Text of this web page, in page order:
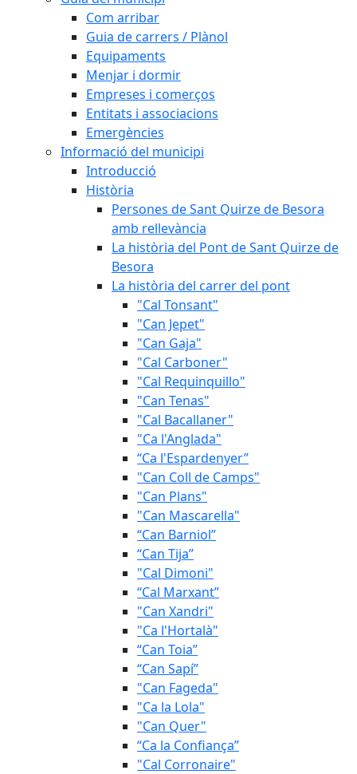
Com arribar
Guia de carrers / Plànol
Equipaments
Menjar i dormir
Empreses i comerços
Entitats i associacions
Emergències
Informació del municipi
Introducció
Història
Persones de Sant Quirze de Besora
amb rellevància
La història del Pont de Sant Quirze de
Besora
La història del carrer del pont
"Cal Tonsant"
"Can Jepet"
"Can Gaja"
"Cal Carboner"
"Cal Requinquillo"
"Can Tenas"
"Cal Bacallaner"
"Ca l'Anglada"
“Ca l'Espardenyer”
"Can Coll de Camps"
"Can Plans"
"Can Mascarella"
“Can Barniol”
“Can Tija”
"Cal Dimoni"
“Cal Marxant”
"Can Xandri"
"Ca l'Hortalà"
“Can Toia”
“Can Sapí”
"Can Fageda"
"Ca la Lola"
"Can Quer"
“Ca la Confiança”
"Cal Corronaire"